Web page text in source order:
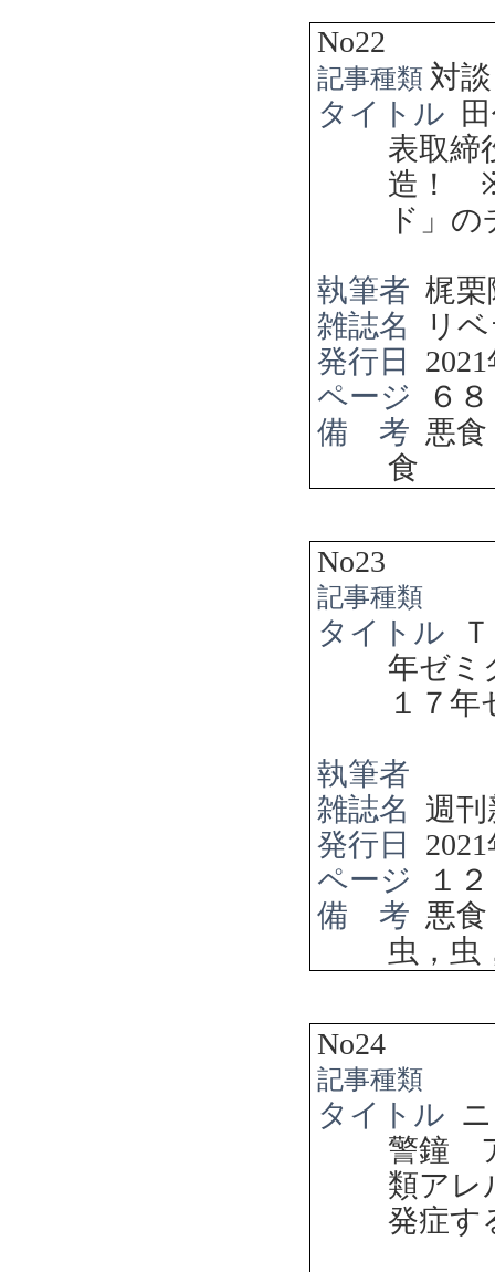
No22
記事種類 対談
タイトル
表取
造！
ド」
執筆者 梶栗
雑誌名
リ
発行日
2021
ページ
６
備 考 悪
食
No23
記事種類
タイトル
年ゼ
１７
執筆者
雑誌名
週刊
発行日
2021
ページ
１
備 考 悪
虫，虫
No24
記事種類
タイトル
警鐘
類アレ
発症す